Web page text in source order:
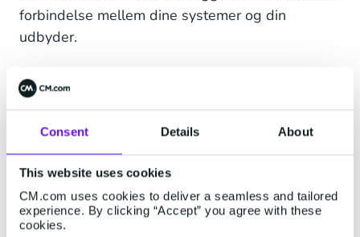
Consent Details About
This website uses cookies
CM.com uses cookies to deliver a seamless and tailored
experience. By clicking “Accept” you agree with these
cookies.
forbindelse mellem dine systemer og din
udbyder.
Integration med dine
forretningssystemer
Vores SMS gateway API fungerer på tværs af
dine systemer og platforme, så du kan
administrere dine meddelelser fra en enkelt
grænseflade. Denne integrerede oplevelse giver
et mere sammenhængende og samlet overblik